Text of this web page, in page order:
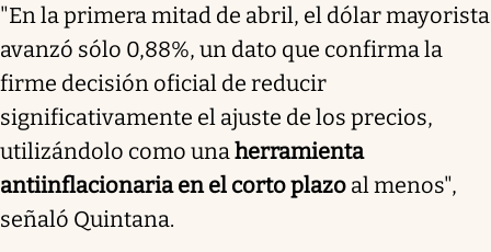
"En la primera mitad de abril, el dólar mayorista
avanzó sólo 0,88%, un dato que confirma la
firme decisión oficial de reducir
significativamente el ajuste de los precios,
utilizándolo como unaherramienta
antiinflacionaria en el corto plazo al menos",
señaló Quintana.